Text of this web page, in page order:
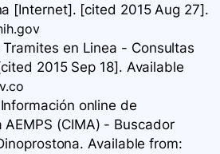
[Internet]. [cited 2015 Aug 27].
en Linea - Consultas
2015 Sep 18]. Available
online de
(CIMA) - Buscador
Available from: